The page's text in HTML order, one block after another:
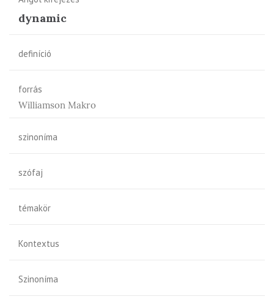
dynamic
definíció
forrás
Williamson Makro
szinoníma
szófaj
témakör
Kontextus
Szinoníma